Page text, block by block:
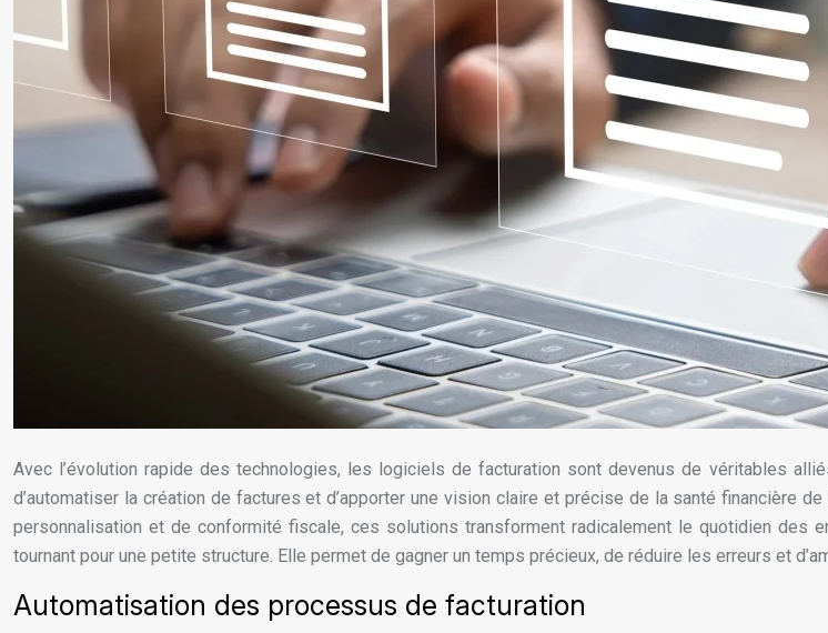
Avec l’évolution rapide des technologies, les logiciels de facturation sont devenus de véritables
d’automatiser la création de factures et d’apporter une vision claire et précise de la santé financière
personnalisation et de conformité fiscale, ces solutions transforment radicalement le quotidien des
tournant pour une petite structure. Elle permet de gagner un temps précieux, de réduire les erreurs et
Automatisation des processus de facturation